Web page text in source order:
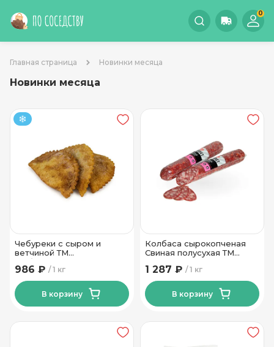
0
Главная страница Новинки месяца
Новинки месяца
Чебуреки с сыром и
ветчиной ТМ
Любогородок 1 кг
1 кг
986 ₽
В корзину
Колбаса сырокопченая
Свиная полусухая ТМ
1 кг
1 287 ₽
В корзину